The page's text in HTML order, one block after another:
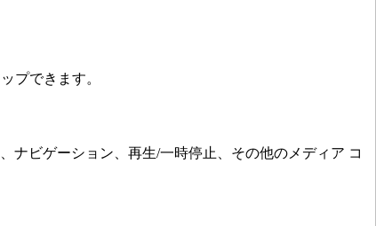
プできます。
ナビゲーション、再生/一時停止、その他のメディア コ